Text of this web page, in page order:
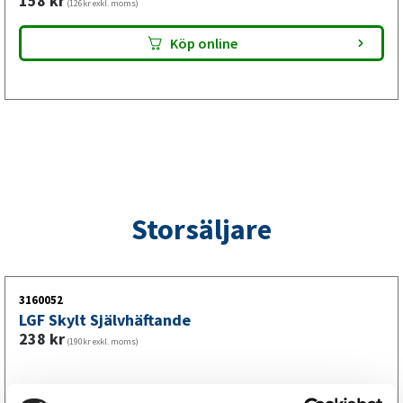
denna bult tillförlitlig prestanda för både tunga
jordbruksslpäpvagnar och lätta hästväxlar.
(126kr exkl. moms)
Köp online
Storsäljare
3160052
LGF Skylt Självhäftande
238 kr (190kr exkl. moms)